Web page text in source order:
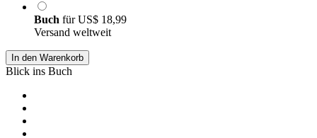
Buch fürUS$ 18,99
Versand weltweit
In den Warenkorb
Blick ins Buch